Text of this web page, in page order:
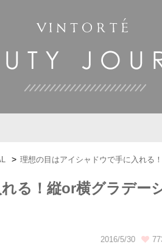
理想の目はアイシャドウで手に入れる
る！縦or横グラデー
2016/5/30